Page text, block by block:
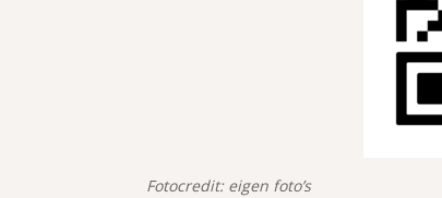
Fotocredit: eigen foto’s